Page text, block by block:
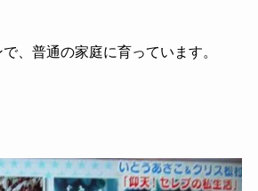
、普通の家庭に育っています。